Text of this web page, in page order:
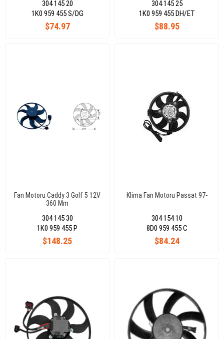
304 145 20
$74.97
1K0 959 455 S/DG
304 145 25
$88.95
1K0 959 455 DH/ET
Fan Motoru Caddy 3 Golf 5 12V
360 Mm
304 145 30
$148.25
1K0 959 455 P
Klima Fan Motoru Passat 97-
304 154 10
$84.24
8D0 959 455 C